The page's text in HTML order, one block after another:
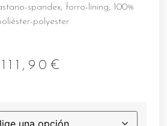
spandex, forro-lining, 100%
polyester
111,90 €